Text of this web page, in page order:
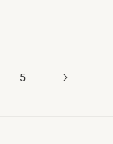
5